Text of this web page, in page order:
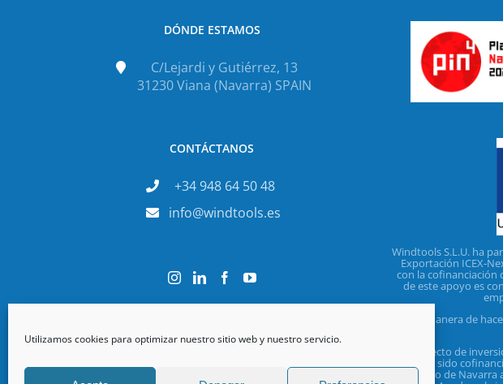
Utilizamos cookies para optimizar nuestro sitio web y nuestro servicio.
DÓNDE ESTAMOS
C/Lejardi y Gutiérrez, 13
31230 Viana (Navarra) SPAIN
CONTÁCTANOS
+34 948 64 50 48
info@windtools.es
Windtools S.L.U. ha
Exportación
con la cofinanciación
de este apoyo es
«Una manera de
«El proyecto de
ha sido
Gobierno de